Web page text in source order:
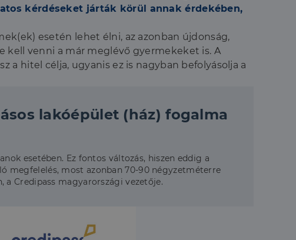
kérdéseket járták körül annak érdekében,
esetén lehet élni, az azonban újdonság,
venni a már meglévő gyermekeket is. A
a hitel célja, ugyanis ez is nagyban befolyásolja a
lakóépület (ház) fogalma
esetében. Ez fontos változás, hiszen eddig a
megfelelés, most azonban 70-90 négyzetméterre
Credipass magyarországi vezetője.